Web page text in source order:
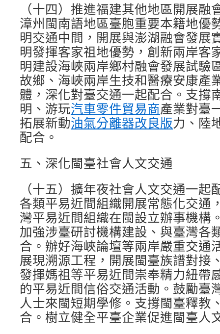
（十四）推進福建其他地區開展融
漳州閩南語地區臺胞重要本籍地優
明交通中間，開展與澎湖融會發展
明發揮客家祖地優勢，創新兩岸客
明建設海峽兩岸鄉村融會發展試驗
故鄉、海峽兩岸生技和醫療安康產
體，深化對臺交通一起配合。支撐
明、游玩汽車零件貿易商產業對臺
拓展新動油氣分離器改良版力、陸
配合。
五、深化閩臺社會人文交通
（十五）擴年夜社會人文交通一起
各類平易近間組織開展常態化交通
灣平易近間組織在閩設立辦事機構
加強涉臺研討機構建設、與臺灣各
合。辦好海峽論壇等兩岸嚴重交通
展現溯源工程，開展閩臺族譜對接
發揮媽祖等平易近間崇奉精力紐帶
的平易近間信俗交通活動。鼓勵臺
人士來閩短期學修。支撐閩臺釋教
合。樹立健全平臺企業促進閩臺人